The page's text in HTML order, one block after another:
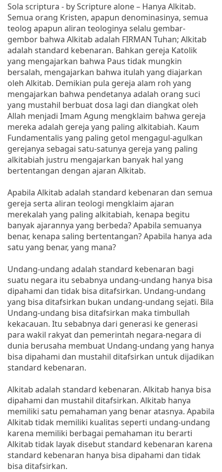
Sola scriptura - by Scripture alone – Hanya Alkitab.
Semua orang Kristen, apapun denominasinya, semua
teolog apapun aliran teologinya selalu gembar-
gembor bahwa Alkitab adalah FIRMAN Tuhan; Alkitab
adalah standard kebenaran. Bahkan gereja Katolik
yang mengajarkan bahwa Paus tidak mungkin
bersalah, mengajarkan bahwa itulah yang diajarkan
oleh Alkitab. Demikian pula gereja alam roh yang
mengajarkan bahwa pendetanya adalah orang suci
yang mustahil berbuat dosa lagi dan diangkat oleh
Allah menjadi Imam Agung mengklaim bahwa gereja
mereka adalah gereja yang paling alkitabiah. Kaum
Fundamentalis yang paling getol mengagul-agulkan
gerejanya sebagai satu-satunya gereja yang paling
alkitabiah justru mengajarkan banyak hal yang
bertentangan dengan ajaran Alkitab.
Apabila Alkitab adalah standard kebenaran dan semua
gereja serta aliran teologi mengklaim ajaran
merekalah yang paling alkitabiah, kenapa begitu
banyak ajarannya yang berbeda? Apabila semuanya
benar, kenapa saling bertentangan? Apabila hanya ada
satu yang benar, yang mana?
Undang-undang adalah standard kebenaran bagi
suatu negara itu sebabnya undang-undang hanya bisa
dipahami dan tidak bisa ditafsirkan. Undang-undang
yang bisa ditafsirkan bukan undang-undang sejati. Bila
Undang-undang bisa ditafsirkan maka timbullah
kekacauan. Itu sebabnya dari generasi ke generasi
para wakil rakyat dan pemerintah negara-negara di
dunia berusaha membuat Undang-undang yang hanya
bisa dipahami dan mustahil ditafsirkan untuk dijadikan
standard kebenaran.
Alkitab adalah standard kebenaran. Alkitab hanya bisa
dipahami dan mustahil ditafsirkan. Alkitab hanya
memiliki satu pemahaman yang benar atasnya. Apabila
Alkitab tidak memiliki kualitas seperti undang-undang
karena memiliki berbagai pemahaman itu berarti
Alkitab tidak layak disebut standard kebenaran karena
standard kebenaran hanya bisa dipahami dan tidak
bisa ditafsirkan.